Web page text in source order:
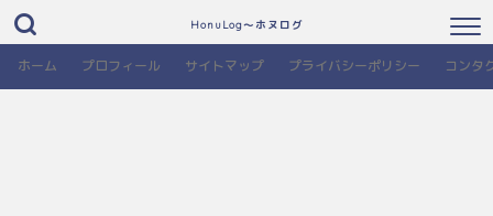
HonuLog～ホヌログ
ホーム プロフィール サイトマップ プライバシーポリシー コンタ